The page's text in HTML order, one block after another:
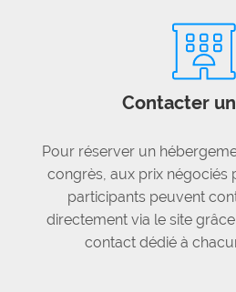
Contacter
Pour réserver un
congrès, aux prix négociés
participants peuvent
directement via le site
contact dédié à